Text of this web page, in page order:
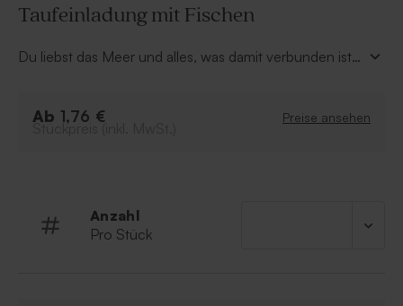
Taufeinladung mit Fischen
Du liebst das Meer und alles, was damit verbunden ist?
süße Einladung zur Taufe eines Jungen. Die
Ab 1,76 € Preise ansehen
Anzahl
Pro Stück